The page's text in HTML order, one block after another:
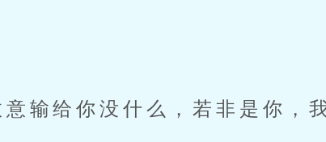
输给你没什么，若非是你，